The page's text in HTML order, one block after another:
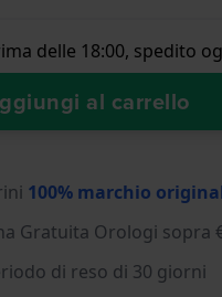
delle 18:00, spedito
al carrello
100% marchio
Gratuita Orologi sopra
di reso di 30 giorni